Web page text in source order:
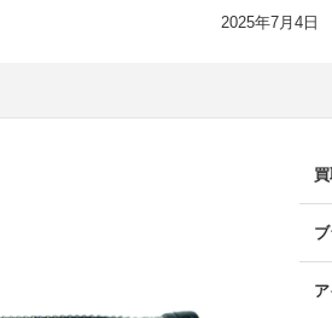
2025年7月4日